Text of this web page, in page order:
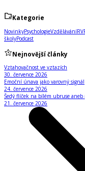
Kategorie
NovinkyPsychologieVzdělávání
školyPodcast
Nejnovější články
Vztahovačnost ve vztazích
30. července 2026
Emoční únava jako varovný signál
24. července 2026
Šedý flíček na bílém ubruse
21. července 2026